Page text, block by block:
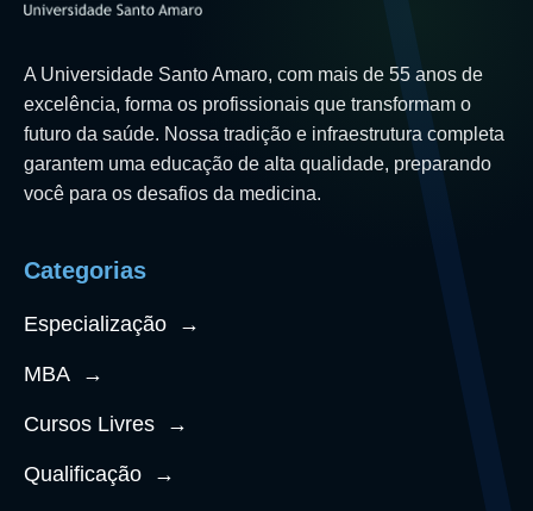
A Universidade Santo Amaro, com mais de 55 anos de
excelência, forma os profissionais que transformam o
futuro da saúde. Nossa tradição e infraestrutura completa
garantem uma educação de alta qualidade, preparando
você para os desafios da medicina.
Categorias
Especialização →
MBA →
Cursos Livres →
Qualificação →